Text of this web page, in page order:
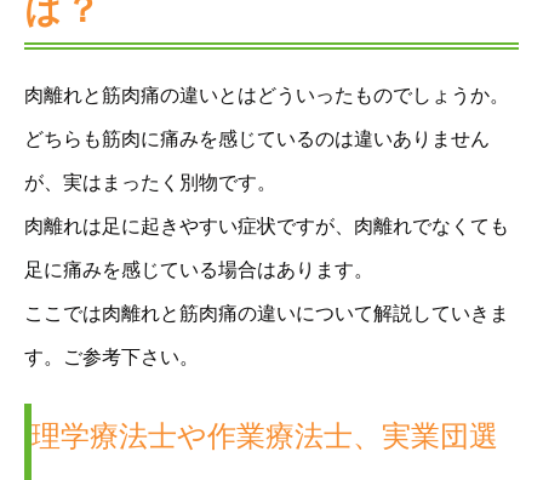
は？
肉離れと筋肉痛の違いとはどういったものでしょうか。
どちらも筋肉に痛みを感じているのは違いありません
が、実はまったく別物です。
肉離れは足に起きやすい症状ですが、肉離れでなくても
足に痛みを感じている場合はあります。
ここでは肉離れと筋肉痛の違いについて解説していきま
す。ご参考下さい。
理学療法士や作業療法士、実業団選